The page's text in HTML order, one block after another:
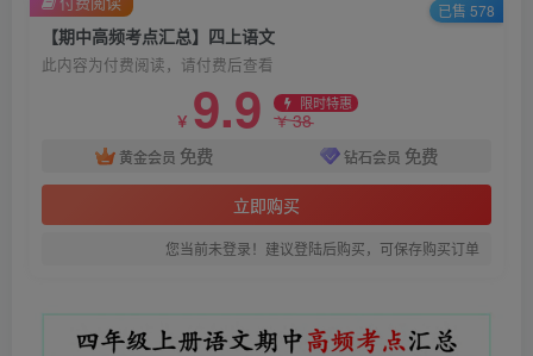
【期中高频考点汇总】四上语文
此内容为付费阅读，请付费后查看
￥ 9.9 限时特惠
￥38
黄金会员 免费 钻石会员 免费
立即购买
您当前未登录！建议登陆后购买，可保存购买订单
已售 578